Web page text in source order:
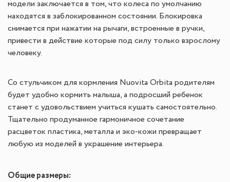
модели заключается в том, что колеса по умолчанию
находятся в заблокированном состоянии. Блокировка
снимается при нажатии на рычаги, встроенные в ручки,
привести в действие которые под силу только взрослому
человеку.
Со стульчиком для кормления Nuovita Orbita родителям
будет удобно кормить малыша, а подросший ребенок
станет с удовольствием учиться кушать самостоятельно.
Тщательно продуманное гармоничное сочетание
расцветок пластика, металла и эко-кожи превращает
любую из моделей в украшение интерьера.
Общие размеры: